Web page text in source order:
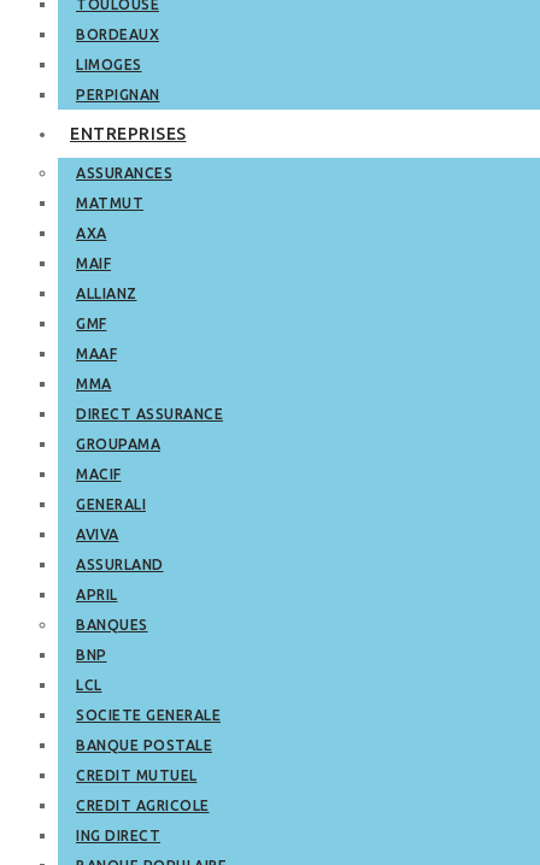
TOULOUSE
BORDEAUX
LIMOGES
PERPIGNAN
ENTREPRISES
ASSURANCES
MATMUT
AXA
MAIF
ALLIANZ
GMF
MAAF
MMA
DIRECT ASSURANCE
GROUPAMA
MACIF
GENERALI
AVIVA
ASSURLAND
APRIL
BANQUES
BNP
LCL
SOCIETE GENERALE
BANQUE POSTALE
CREDIT MUTUEL
CREDIT AGRICOLE
ING DIRECT